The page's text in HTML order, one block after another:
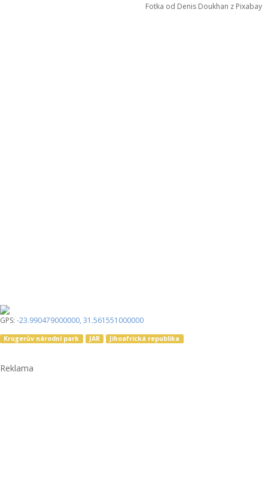
Fotka od Denis Doukhan z Pixabay
GPS: -23.990479000000, 31.561551000000
Krugerův národní park JAR Jihoafrická republika
Reklama